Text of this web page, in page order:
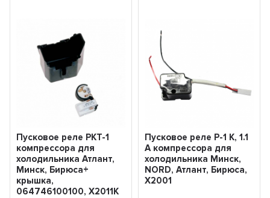
Пусковое реле РКТ-1
компрессора для
холодильника Атлант,
Минск, Бирюса+
крышка,
064746100100, Х2011К
Пусковое реле Р-1 К, 1.1
A компрессора для
холодильника Минск,
NORD, Атлант, Бирюса,
Х2001